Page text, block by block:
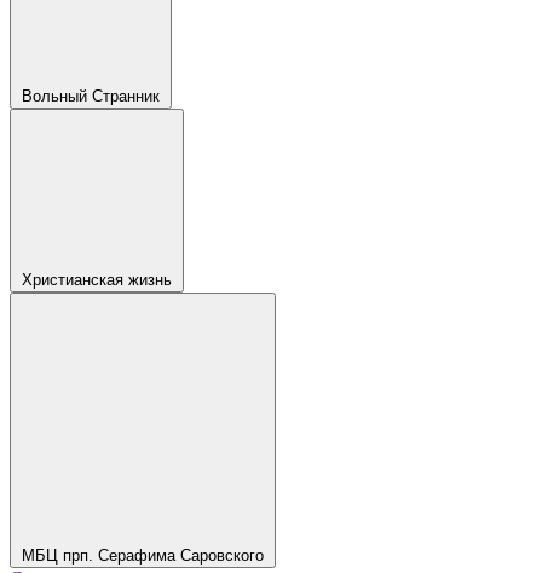
Вольный Странник
Христианская жизнь
МБЦ прп. Серафима Саровского